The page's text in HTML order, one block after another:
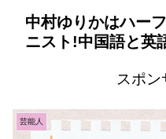
中村ゆりかはハー
ニスト!中国語と英
スポン
芸能人